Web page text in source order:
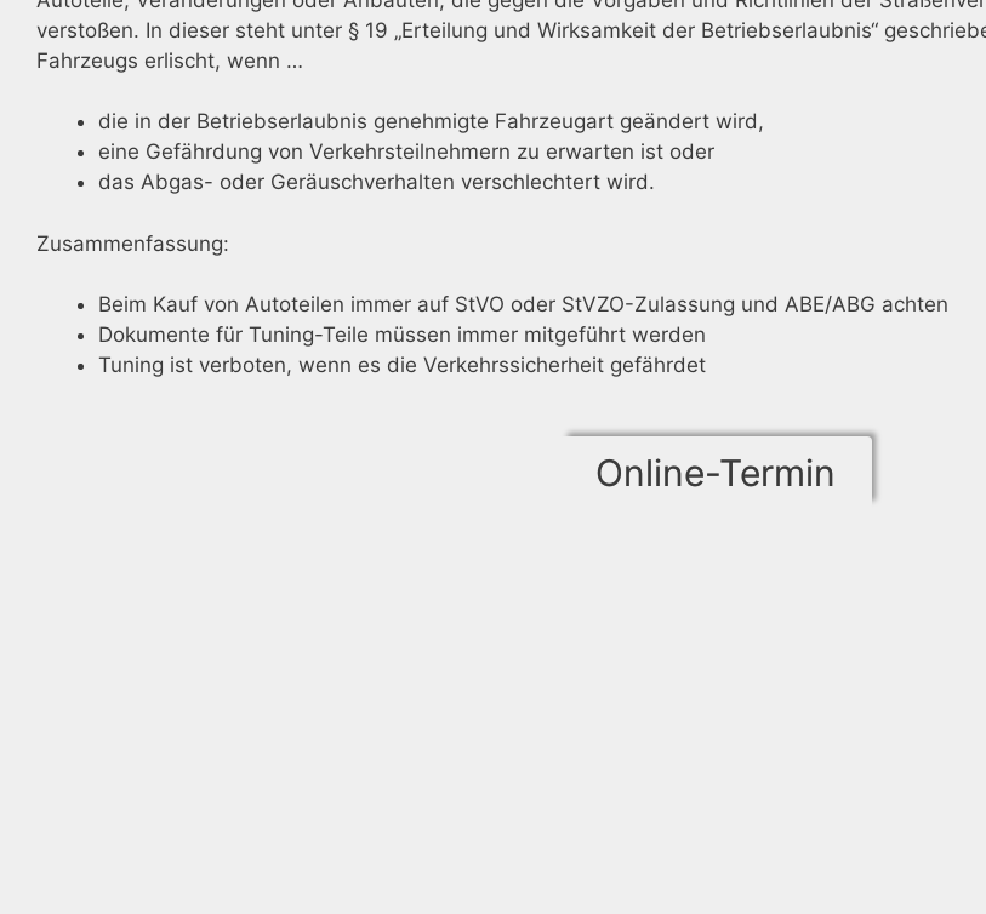
verstoßen. In dieser steht unter § 19 „Erteilung und Wirksamkeit der Betriebserlaubnis“
Fahrzeugs erlischt, wenn …
die in der Betriebserlaubnis genehmigte Fahrzeugart geändert wird,
eine Gefährdung von Verkehrsteilnehmern zu erwarten ist oder
das Abgas- oder Geräuschverhalten verschlechtert wird.
Zusammenfassung:
Beim Kauf von Autoteilen immer auf StVO oder StVZO-Zulassung und ABE/ABG achten
Dokumente für Tuning-Teile müssen immer mitgeführt werden
Tuning ist verboten, wenn es die Verkehrssicherheit gefährdet
Online-Termin